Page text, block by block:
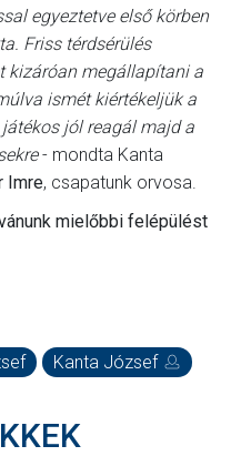
egyeztetve első körben
Friss térdsérülés
kizáróan megállapítani a
ismét kiértékeljük a
jól reagál majd a
- mondta Kanta
Imre, csapatunk orvosa.
mielőbbi felépülést
Kanta József